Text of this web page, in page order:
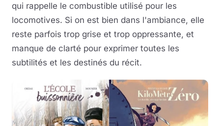
qui rappelle le combustible utilisé pour les
locomotives. Si on est bien dans l'ambiance, elle
reste parfois trop grise et trop oppressante, et
manque de clarté pour exprimer toutes les
subtilités et les destinés du récit.